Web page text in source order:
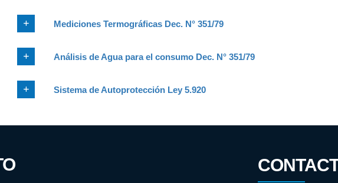
Mediciones Termográficas Dec. N° 351/79
Análisis de Agua para el consumo Dec. N° 351/79
Sistema de Autoprotección Ley 5.920